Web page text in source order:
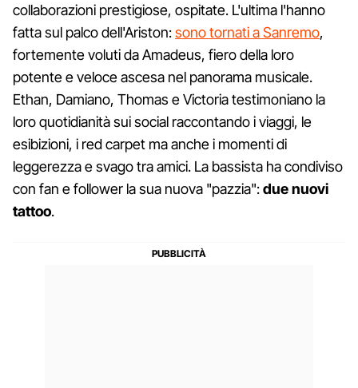
collaborazioni prestigiose, ospitate. L'ultima l'hanno
fatta sul palco dell'Ariston:sono tornati a Sanremo,
fortemente voluti da Amadeus, fiero della loro
potente e veloce ascesa nel panorama musicale.
Ethan, Damiano, Thomas e Victoria testimoniano la
loro quotidianità sui social raccontando i viaggi, le
esibizioni, i red carpet ma anche i momenti di
leggerezza e svago tra amici. La bassista ha condiviso
con fan e follower la sua nuova "pazzia":due nuovi
tattoo.